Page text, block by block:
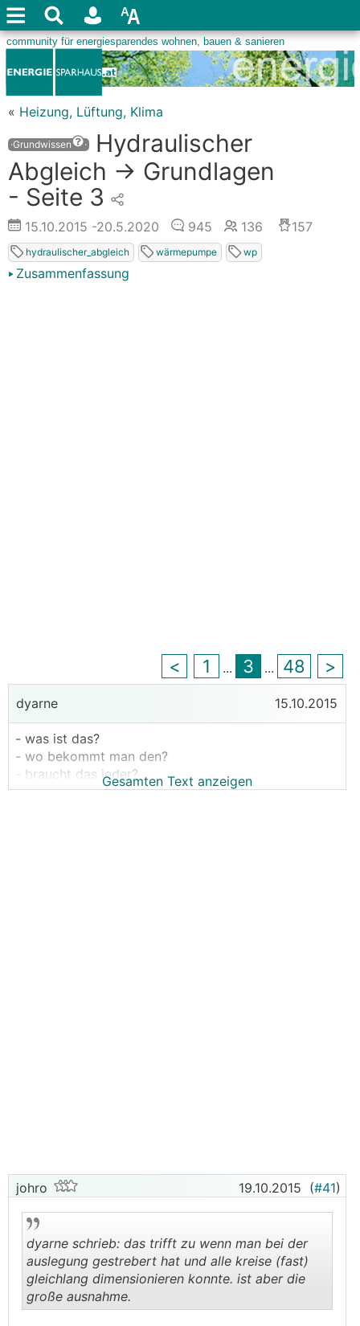
« Heizung, Lüftung, Klima
·Grundwissen ·
Hydraulischer
Abgleich -> Grundlagen
- Seite 3
15.10.2015 -20.5.2020 945 136 157
hydraulischer_abgleich wärmepumpe wp
Zusammenfassung
< 1 ... 3 ... 48 >
dyarne 15.10.2015
- was ist das?
- wo bekommt man den?
- braucht das jeder?
der kurze hat viel weniger widerstand, darum fließt
das wasserviel schneller, ZUSÄTZLICH ist derweg
kürzer
das heizwasser den kurzen kreis fast 10-mal so
schnell durchläuft wie die langen.
darum spricht man hier von
Gesamten Text anzeigen
johro 19.10.2015 (#41)
..
dyarne schrieb: das trifft zu wenn man bei der
auslegung gestrebert hat und alle kreise (fast)
gleichlang dimensionieren konnte. ist aber die
große ausnahme.